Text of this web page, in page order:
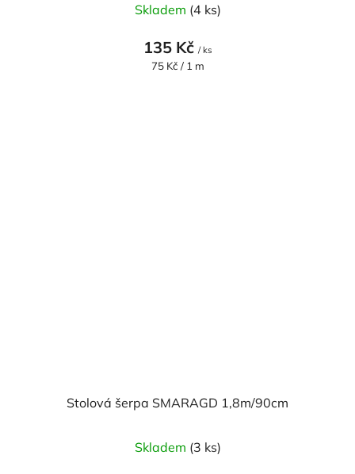
Skladem (4 ks)
135 Kč / ks
Měrná
75 Kč / 1 m
Stolová šerpa SMARAGD 1,8m/90cm
Skladem (3 ks)